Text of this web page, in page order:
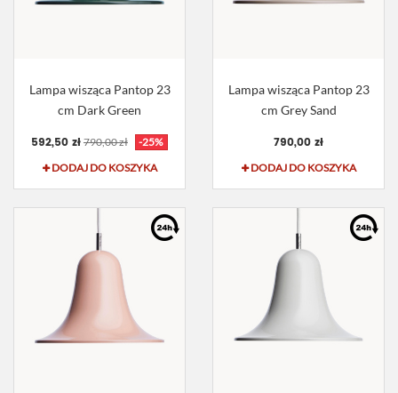
Lampa wisząca Pantop 23
cm Dark Green
592,50 zł 790,00 zł
-25%
DODAJ DO KOSZYKA
Lampa wisząca Pantop 23
cm Grey Sand
790,00 zł
DODAJ DO KOSZYKA